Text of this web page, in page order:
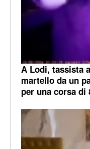
A Lodi, tassista
martello da un
per una corsa di